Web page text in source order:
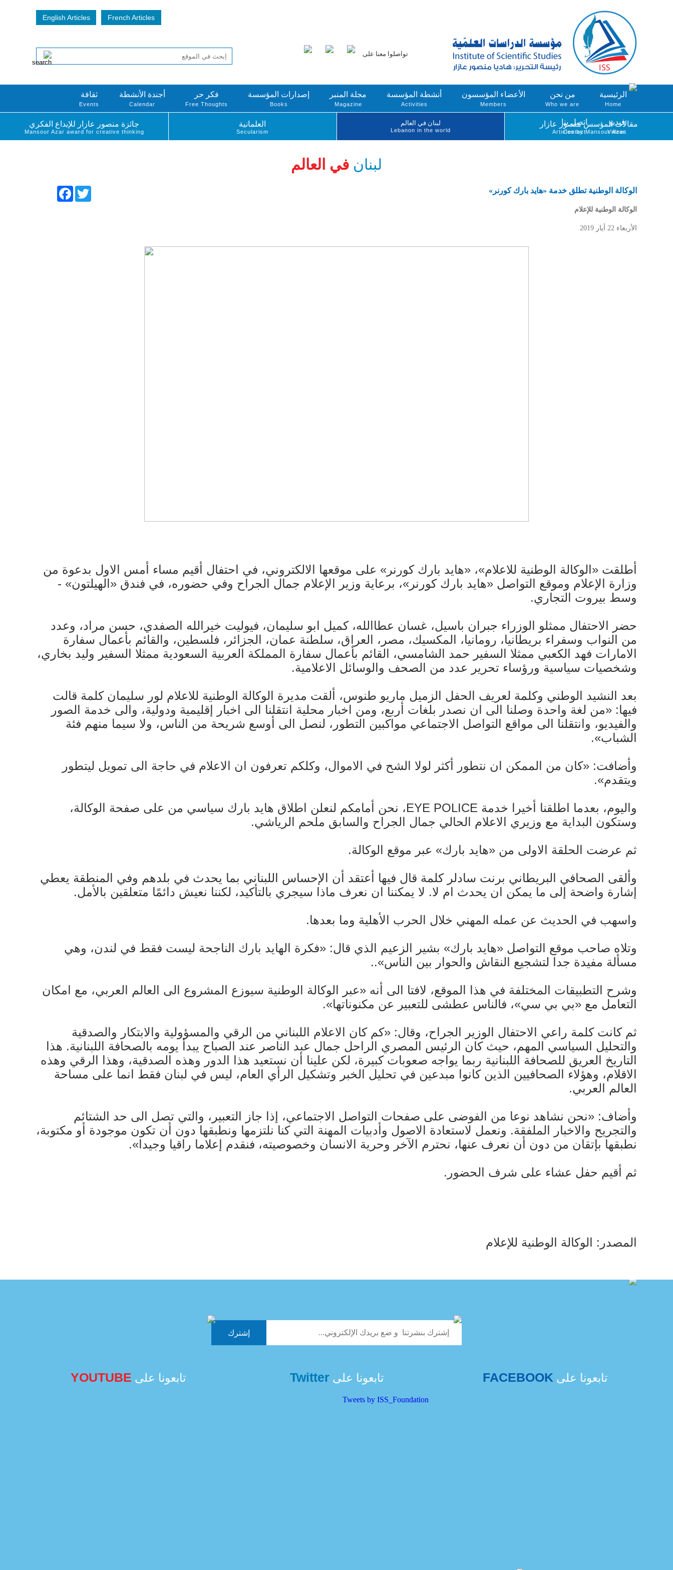
English Articles French Articles
تواصلوا معنا على
الرئيسية
Home
من نحن
Who we are
الأعضاء المؤسسون
Members
أنشطة المؤسسة
Activities
مجلة المنبر
Magazine
إصدارات المؤسسة
Books
فكر حر
Free Thoughts
أجندة الأنشطة
Calendar
ثقافة
Events
فيديو
Videos
اتصل بنا
Contact
مقالات المؤسس منصور عازار
Articles by Mansour Azar
لبنان في العالم
Lebanon in the world
العلمانية
Secularism
جائزة منصور عازار للإبداع الفكري
Mansour Azar award for creative thinking
لبنان في العالم
FacebookTwitter الوكالة الوطنية تطلق خدمة «هايد بارك كورنر»
الوكالة الوطنية للإعلام
الأربعاء 22 أيار 2019
أطلقت «الوكالة الوطنية للاعلام»، «هايد بارك كورنر» على موقعها الالكتروني، في احتفال أقيم مساء أمس الاول بدعوة من
وزارة الإعلام وموقع التواصل «هايد بارك كورنر»، برعاية وزير الإعلام جمال الجراح وفي حضوره، في فندق «الهيلتون» -
وسط بيروت التجاري.
حضر الاحتفال ممثلو الوزراء جبران باسيل، غسان عطاالله، كميل ابو سليمان، فيوليت خيرالله الصفدي، حسن مراد، وعدد
من النواب وسفراء بريطانيا، رومانيا، المكسيك، مصر، العراق، سلطنة عمان، الجزائر، فلسطين، والقائم بأعمال سفارة
الامارات فهد الكعبي ممثلا السفير حمد الشامسي، القائم بأعمال سفارة المملكة العربية السعودية ممثلا السفير وليد بخاري،
وشخصيات سياسية ورؤساء تحرير عدد من الصحف والوسائل الاعلامية.
بعد النشيد الوطني وكلمة لعريف الحفل الزميل ماريو طنوس، ألقت مديرة الوكالة الوطنية للاعلام لور سليمان كلمة قالت
فيها: «من لغة واحدة وصلنا الى ان نصدر بلغات أربع، ومن اخبار محلية انتقلنا الى اخبار إقليمية ودولية، والى خدمة الصور
والفيديو، وانتقلنا الى مواقع التواصل الاجتماعي مواكبين التطور، لنصل الى أوسع شريحة من الناس، ولا سيما منهم فئة
الشباب».
وأضافت: «كان من الممكن ان نتطور أكثر لولا الشح في الاموال، وكلكم تعرفون ان الاعلام في حاجة الى تمويل ليتطور
ويتقدم».
واليوم، بعدما اطلقنا أخيرا خدمة EYE POLICE، نحن أمامكم لنعلن اطلاق هايد بارك سياسي من على صفحة الوكالة،
وستكون البداية مع وزيري الاعلام الحالي جمال الجراح والسابق ملحم الرياشي.
ثم عرضت الحلقة الاولى من «هايد بارك» عبر موقع الوكالة.
وألقى الصحافي البريطاني برنت سادلر كلمة قال فيها أعتقد أن الإحساس اللبناني بما يحدث في بلدهم وفي المنطقة يعطي
إشارة واضحة إلى ما يمكن ان يحدث ام لا. لا يمكننا ان نعرف ماذا سيجري بالتأكيد، لكننا نعيش دائمًا متعلقين بالأمل.
واسهب في الحديث عن عمله المهني خلال الحرب الأهلية وما بعدها.
وتلاه صاحب موقع التواصل «هايد بارك» بشير الزعيم الذي قال: «فكرة الهايد بارك الناجحة ليست فقط في لندن، وهي
مسألة مفيدة جدا لتشجيع النقاش والحوار بين الناس»..
وشرح التطبيقات المختلفة في هذا الموقع، لافتا الى أنه «عبر الوكالة الوطنية سيوزع المشروع الى العالم العربي، مع امكان
التعامل مع «بي بي سي»، فالناس عطشى للتعبير عن مكنوناتها».
ثم كانت كلمة راعي الاحتفال الوزير الجراح، وقال: «كم كان الاعلام اللبناني من الرقي والمسؤولية والابتكار والصدقية
والتحليل السياسي المهم، حيث كان الرئيس المصري الراحل جمال عبد الناصر عند الصباح يبدأ يومه بالصحافة اللبنانية. هذا
التاريخ العريق للصحافة اللبنانية ربما يواجه صعوبات كبيرة، لكن علينا أن نستعيد هذا الدور وهذه الصدقية، وهذا الرقي وهذه
الاقلام، وهؤلاء الصحافيين الذين كانوا مبدعين في تحليل الخبر وتشكيل الرأي العام، ليس في لبنان فقط انما على مساحة
العالم العربي.
وأضاف: «نحن نشاهد نوعا من الفوضى على صفحات التواصل الاجتماعي، إذا جاز التعبير، والتي تصل الى حد الشتائم
والتجريح والاخبار الملفقة. ونعمل لاستعادة الاصول وأدبيات المهنة التي كنا نلتزمها ونطبقها دون أن تكون موجودة أو مكتوبة،
نطبقها بإتقان من دون أن نعرف عنها، نحترم الآخر وحرية الانسان وخصوصيته، فنقدم إعلاما راقيا وجيدا».
ثم أقيم حفل عشاء على شرف الحضور.
المصدر: الوكالة الوطنية للإعلام
تابعونا علىFACEBOOK تابعونا علىTwitter
Tweets by ISS_Foundation
تابعونا على YOUTUBE